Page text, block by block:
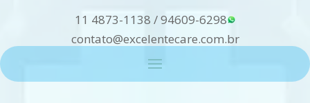
11 4873-1138 /94609-6298
contato@excelentecare.com.br